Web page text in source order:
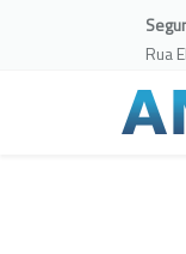
Rua